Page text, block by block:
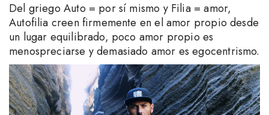
Del griego Auto = por sí mismo y Filia = amor,
Autofilia creen firmemente en el amor propio desde
un lugar equilibrado, poco amor propio es
menospreciarse y demasiado amor es egocentrismo.